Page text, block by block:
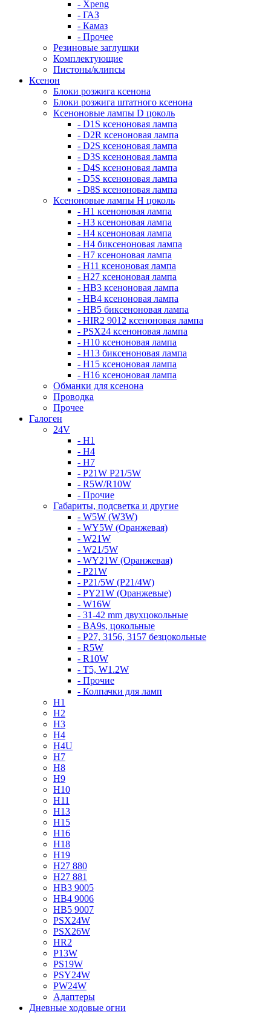
- Xpeng
- ГАЗ
- Камаз
- Прочее
Резиновые заглушки
Комплектующие
Пистоны/клипсы
Ксенон
Блоки розжига ксенона
Блоки розжига штатного ксенона
Ксеноновые лампы D цоколь
- D1S ксеноновая лампа
- D2R ксеноновая лампа
- D2S ксеноновая лампа
- D3S ксеноновая лампа
- D4S ксеноновая лампа
- D5S ксеноновая лампа
- D8S ксеноновая лампа
Ксеноновые лампы Н цоколь
- H1 ксеноновая лампа
- H3 ксеноновая лампа
- H4 ксеноновая лампа
- H4 биксеноновая лампа
- H7 ксеноновая лампа
- H11 ксеноновая лампа
- H27 ксеноновая лампа
- HB3 ксеноновая лампа
- HB4 ксеноновая лампа
- HB5 биксеноновая лампа
- HIR2 9012 ксеноновая лампа
- PSX24 ксеноновая лампа
- H10 ксеноновая лампа
- H13 биксеноновая лампа
- H15 ксеноновая лампа
- H16 ксеноновая лампа
Обманки для ксенона
Проводка
Прочее
Галоген
24V
- H1
- H4
- H7
- P21W P21/5W
- R5W/R10W
- Прочие
Габариты, подсветка и другие
- W5W (W3W)
- WY5W (Оранжевая)
- W21W
- W21/5W
- WY21W (Оранжевая)
- P21W
- P21/5W (P21/4W)
- PY21W (Оранжевые)
- W16W
- 31-42 mm двухцокольные
- BA9s, цокольные
- P27, 3156, 3157 безцокольные
- R5W
- R10W
- T5, W1.2W
- Прочие
- Колпачки для ламп
H1
H2
H3
H4
H4U
H7
H8
H9
H10
H11
H13
H15
H16
H18
H19
H27 880
H27 881
HB3 9005
HB4 9006
HB5 9007
PSX24W
PSX26W
HR2
P13W
PS19W
PSY24W
PW24W
Адаптеры
Дневные ходовые огни